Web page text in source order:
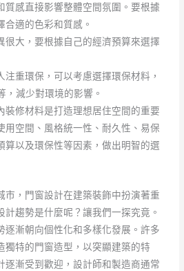
質感直接影響整體空間氛圍。要根據
合適的色彩和質感。
很大，要根據自己的經濟預算來選擇
重環保，可以考慮選擇環保材料，
，減少對環境的影響。
裝修材料是打造理想居住空間的重要
用空間、風格統一性、耐久性、易保
算以及環保性等因素，做出明智的選
市，門窗設計在建築裝飾中扮演著重
計趨勢是什麼呢？讓我們一探究竟。
逐漸朝向個性化和多樣化發展。許多
獨特的門窗造型，以突顯建築的特
逐漸受到歡迎，設計師和製造商通常